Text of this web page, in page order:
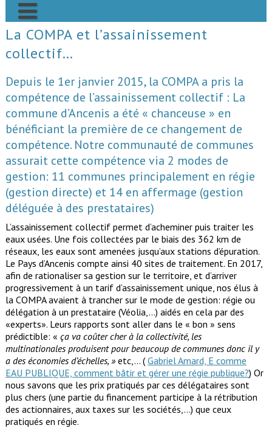
content
Accueil
Actualités
Pédagogie
Qualité de l’eau
sondage auprès des élus municipaux de la COMPA
Lire sa facture
Liens Utiles
l’eau distribuée sur le pays d’Ancenis
SIAEP d’Ancenis
atlantic’eau
Dysfonctionnements et interrogations
Notre charte
Contact
La COMPA et l’assainissement
collectif…
Depuis le 1er janvier 2015, la COMPA a pris la
compétence de l’assainissement collectif : La
commune d’Ancenis a été « chanceuse » en
bénéficiant la première de ce changement de
compétence. Notre communauté de communes
assurait cette compétence via 2 modes de
gestion: 11 communes principalement en régie
(gestion directe) et 14 en affermage (gestion
déléguée à des prestataires)
L’assainissement collectif permet d’acheminer puis traiter les
eaux usées. Une fois collectées par le biais des 362 km de
réseaux, les eaux sont amenées jusqu’aux stations d’épuration.
Le Pays d’Ancenis compte ainsi 40 sites de traitement. En 2017,
afin de rationaliser sa gestion sur le territoire, et d’arriver
progressivement à un tarif d’assainissement unique, nos élus à
la COMPA avaient à trancher sur le mode de gestion: régie ou
délégation à un prestataire (Véolia,…) aidés en cela par des
«experts». Leurs rapports sont aller dans le « bon » sens
prédictible: « ça va coûter cher à la collectivité, les
multinationales produisent pour beaucoup de communes donc il y
a des économies d’échelles, »etc,… ( Gabriel Amard, E comme
EAU PUBLIQUE, comment bâtir et gérer une régie publique?) Or
nous savons que les prix pratiqués par ces délégataires sont
plus chers (une partie du financement participe à la rétribution
des actionnaires, aux taxes sur les sociétés,…) que ceux
pratiqués en régie.